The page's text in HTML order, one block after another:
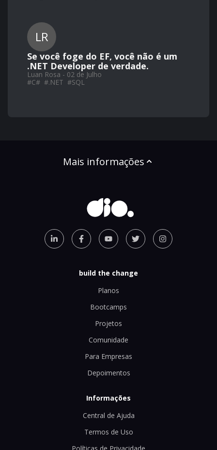
LR
Se você foge do EF, você não é um
.NET Developer de verdade.
Luan Rosa - 02 de Julho
#C# #.NET #SQL
Mais informações
build the change
Planos
Bootcamps
Projetos
Comunidade
Para Empresas
Depoimentos
Informações
Central de Ajuda
Termos de Uso